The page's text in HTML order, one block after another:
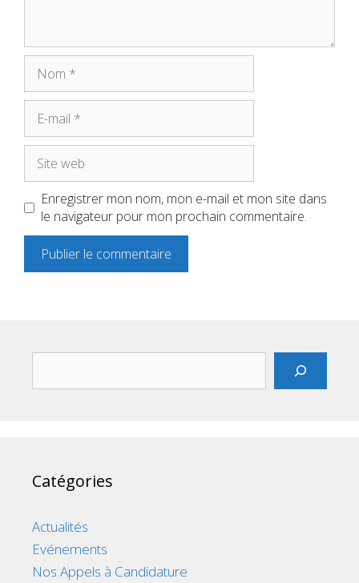
mail
web
Enregistrer mon nom, mon e-mail et mon site dans
le navigateur pour mon prochain commentaire.
Catégories
Actualités
Evénements
Nos Appels à Candidature